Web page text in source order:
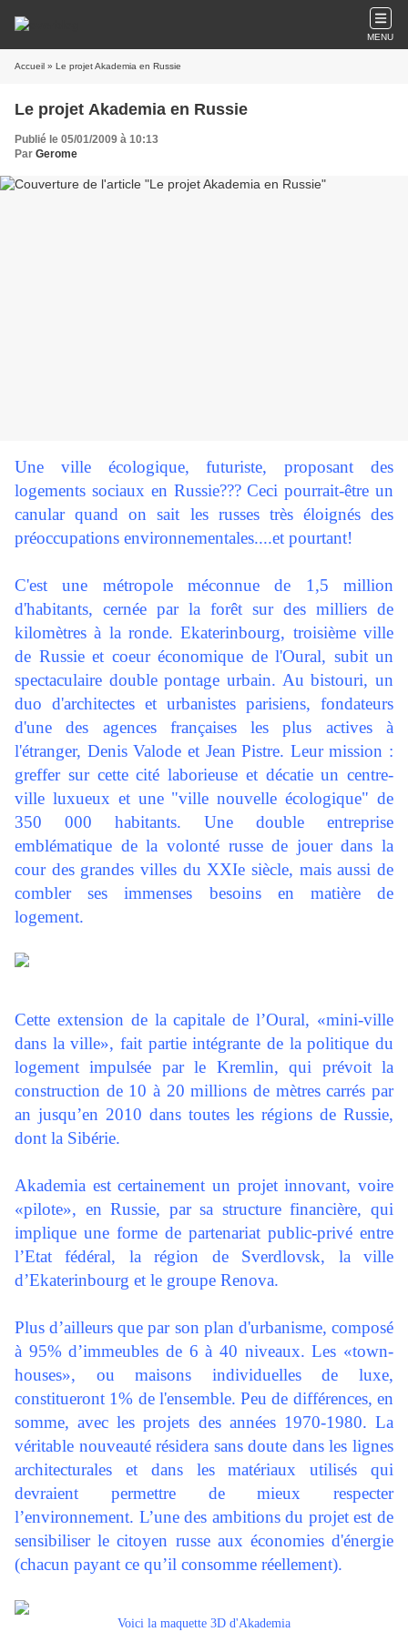
MENU
Accueil » Le projet Akademia en Russie
Le projet Akademia en Russie
Publié le 05/01/2009 à 10:13
Par Gerome
Une ville écologique, futuriste, proposant des
logements sociaux en Russie??? Ceci pourrait-être un
canular quand on sait les russes très éloignés des
préoccupations environnementales....et pourtant!
C'est une métropole méconnue de 1,5 million
d'habitants, cernée par la forêt sur des milliers de
kilomètres à la ronde. Ekaterinbourg, troisième ville
de Russie et coeur économique de l'Oural, subit un
spectaculaire double pontage urbain. Au bistouri, un
duo d'architectes et urbanistes parisiens, fondateurs
d'une des agences françaises les plus actives à
l'étranger, Denis Valode et Jean Pistre. Leur mission :
greffer sur cette cité laborieuse et décatie un centre-
ville luxueux et une "ville nouvelle écologique" de
350 000 habitants. Une double entreprise
emblématique de la volonté russe de jouer dans la
cour des grandes villes du XXIe siècle, mais aussi de
combler ses immenses besoins en matière de
logement.
Cette extension de la capitale de l’Oural, «mini-ville
dans la ville», fait partie intégrante de la politique du
logement impulsée par le Kremlin, qui prévoit la
construction de 10 à 20 millions de mètres carrés par
an jusqu’en 2010 dans toutes les régions de Russie,
dont la Sibérie.
Akademia est certainement un projet innovant, voire
«pilote», en Russie, par sa structure financière, qui
implique une forme de partenariat public-privé entre
l’Etat fédéral, la région de Sverdlovsk, la ville
d’Ekaterinbourg et le groupe Renova.
Plus d’ailleurs que par son plan d'urbanisme, composé
à 95% d’immeubles de 6 à 40 niveaux. Les «town-
houses», ou maisons individuelles de luxe,
constitueront 1% de l'ensemble. Peu de différences, en
somme, avec les projets des années 1970-1980. La
véritable nouveauté résidera sans doute dans les lignes
architecturales et dans les matériaux utilisés qui
devraient permettre de mieux respecter
l’environnement. L’une des ambitions du projet est de
sensibiliser le citoyen russe aux économies d'énergie
(chacun payant ce qu’il consomme réellement).
Voici la maquette 3D d'Akademia